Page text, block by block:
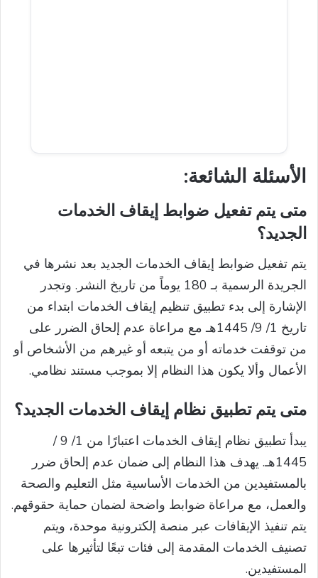
الأسئلة الشائعة:
متى يتم تفعيل ضوابط إيقاف الخدمات
الجديد؟
يتم تفعيل ضوابط إيقاف الخدمات الجديد بعد نشرها في
الجريدة الرسمية بـ 180 يوماً من تاريخ النشر. وتجدر
الإشارة إلى بدء تطبيق تنظيم إيقاف الخدمات ابتداء من
تاريخ 1/ 9/ 1445هـ مع مراعاة عدم إلحاق الضرر على
من توقفت خدماته أو من يتبعه أو غيرهم من الأشخاص أو
الأعمال وألا يكون هذا النظام إلا بموجب مستند نظامي.
متى يتم تطبيق نظام إيقاف الخدمات الجديد؟
يبدأ تطبيق نظام إيقاف الخدمات اعتبارًا من 1/ 9 /
1445هـ. يهدف هذا النظام إلى ضمان عدم إلحاق ضرر
بالمستفيدين من الخدمات الأساسية مثل التعليم والصحة
والعمل، مع مراعاة ضوابط واضحة لضمان حماية حقوقهم.
يتم تنفيذ الإيقافات عبر منصة إلكترونية موحدة، ويتم
تصنيف الخدمات المقدمة إلى فئات تبعًا لتأثيرها على
المستفيدين.